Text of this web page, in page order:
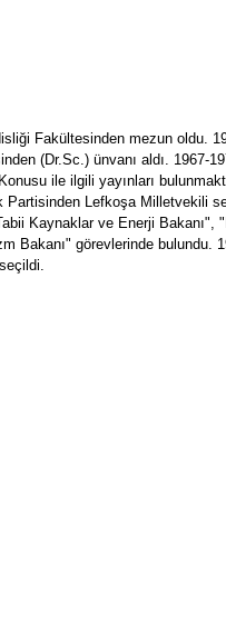
Fakültesinden mezun oldu.
(Dr.Sc.) ünvanı aldı. 1967-
ile ilgili yayınları
Lefkoşa Milletvekili
Kaynaklar ve Enerji Bakanı",
Bakanı" görevlerinde bulundu.